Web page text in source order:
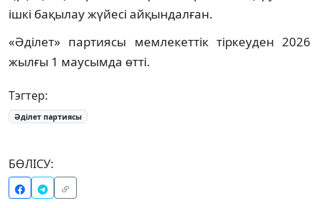
ішкі бақылау жүйесі айқындалған.
«Әділет» партиясы мемлекеттік тіркеуден 2026
жылғы 1 маусымда өтті.
Тэгтер:
Әділет партиясы
БӨЛІСУ: